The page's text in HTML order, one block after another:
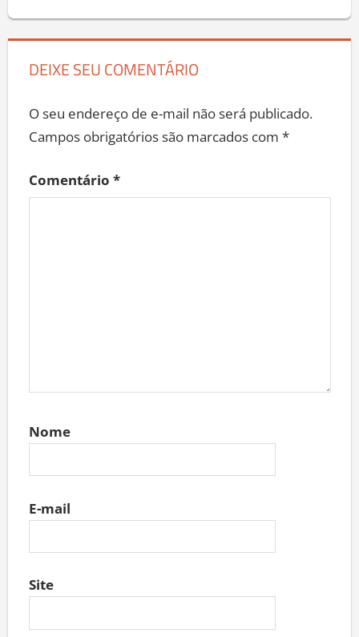
DEIXE SEU COMENTÁRIO
O seu endereço de e-mail não será publicado.
Campos obrigatórios são marcados com *
Comentário *
Nome
E-mail
Site